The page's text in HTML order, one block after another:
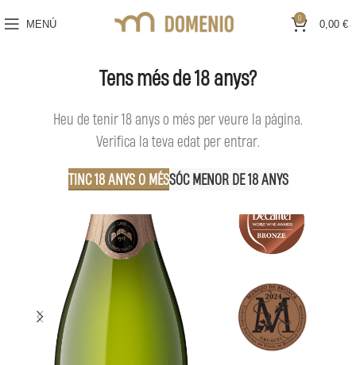
Tens més de 18 anys?
Heu de tenir 18 anys o més per veure la pàgina.
Verifica la teva edat per entrar.
TINC 18 ANYS O MÉSSÓC MENOR DE 18 ANYS
MENÚ 0 0,00 €